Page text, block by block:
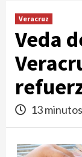
Veracruz
Veda
13